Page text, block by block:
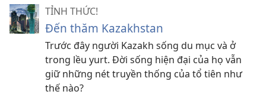
TỈNH THỨC!
Đến thăm Kazakhstan
Trước đây người Kazakh sống du mục và ở
trong lều yurt. Đời sống hiện đại của họ vẫn
giữ những nét truyền thống của tổ tiên như
thế nào?